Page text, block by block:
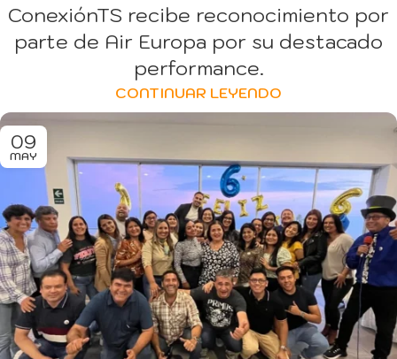
ConexiónTS recibe reconocimiento por
parte de Air Europa por su destacado
performance.
CONTINUAR LEYENDO
09
MAY